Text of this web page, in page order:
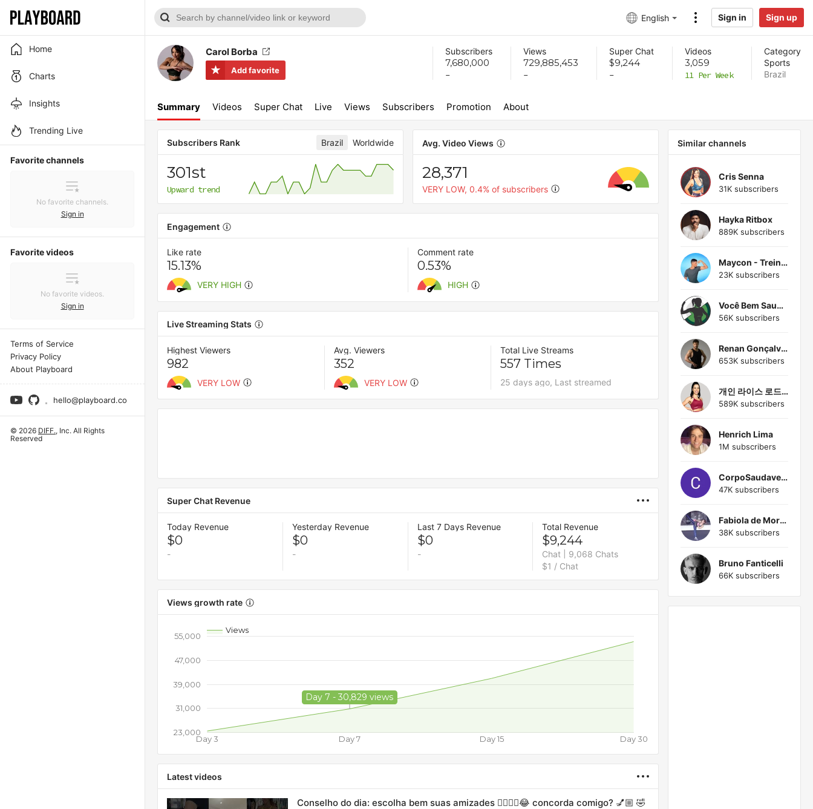
English Sign in Sign up
Home
Charts
Insights
Trending Live
Favorite channels
No favorite channels.
Sign in
Favorite videos
No favorite videos.
Sign in
Terms of Service
Privacy Policy
About Playboard
hello@playboard.co
© 2026 DIFF., Inc. All Rights
Reserved
Carol Borba
Add favorite
Subscribers
7,680,000
-
Views
729,885,453
-
Super Chat
$9,244
-
Videos
3,059
11 Per Week
Category
Sports
Brazil
Summary Videos Super Chat Live Views Subscribers Promotion About
Subscribers Rank Brazil Worldwide
301st
Upward trend
Avg. Video Views
28,371
VERY LOW, 0.4% of subscribers
Engagement
Like rate
15.13%
VERY HIGH
Comment rate
0.53%
HIGH
Live Streaming Stats
Highest Viewers
982
VERY LOW
Avg. Viewers
352
VERY LOW
Total Live Streams
557 Times
25 days ago, Last streamed
Super Chat Revenue
Today Revenue
$0
-
Yesterday Revenue
$0
-
Last 7 Days Revenue
$0
-
Total Revenue
$9,244
Chat | 9,068 Chats
$1 / Chat
Views growth rate
Views
Day 3 Day 7 Day 15 Day 30
23,000
31,000
39,000
47,000
55,000
Day 7 - 30,829 views
Latest videos
Conselho do dia: escolha bem suas amizades 🤷🏻‍♂️🫪😂 concorda comigo? 💅🏼 🤣
Similar channels
Cris Senna
31K subscribers
Hayka Ritbox
889K subscribers
Maycon - Treino Em Casa
23K subscribers
Você Bem Saudável
56K subscribers
Renan Gonçalves - Treino em casa
653K subscribers
개인 라이스 로드리게스
589K subscribers
Henrich Lima
1M subscribers
CorpoSaudavel100
47K subscribers
Fabiola de Moraes
38K subscribers
Bruno Fanticelli
66K subscribers